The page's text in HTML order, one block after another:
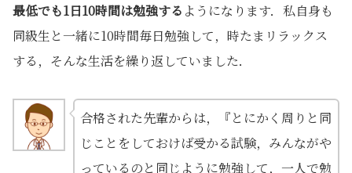
最低でも1日10時間は勉強する ようになります．私自身も
同級生と一緒に10時間毎日勉強して，時たまリラックス
する，そんな生活を繰り返していました．
合格された先輩からは，『とにかく周りと同
じことをしておけば受かる試験，みんながや
っているのと同じように勉強して，一人で勉